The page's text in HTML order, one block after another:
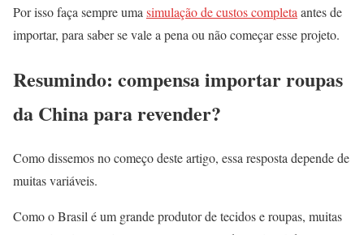
Por isso faça sempre umasimulação de custos completaantes de
importar, para saber se vale a pena ou não começar esse projeto.
Resumindo: compensa importar roupas
da China para revender?
Como dissemos no começo deste artigo, essa resposta depende de
muitas variáveis.
Como o Brasil é um grande produtor de tecidos e roupas, muitas